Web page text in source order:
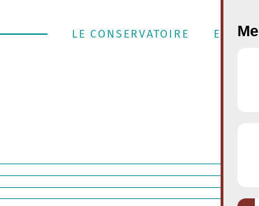
LE CONSERVATOIRE